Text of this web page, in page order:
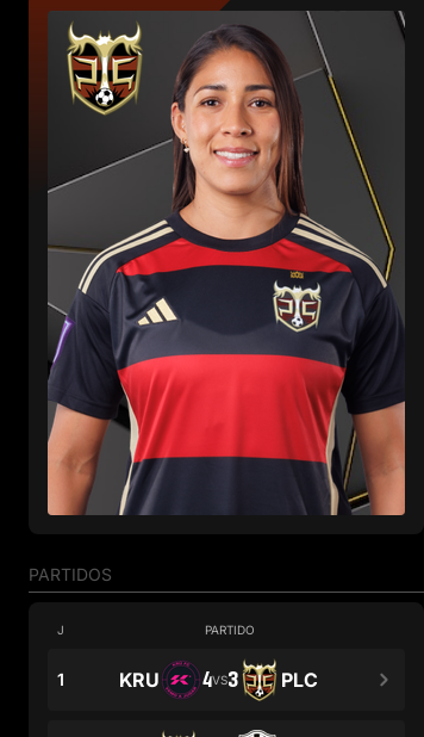
PARTIDOS
J PARTIDO
1 KRU 4VS3 PLC